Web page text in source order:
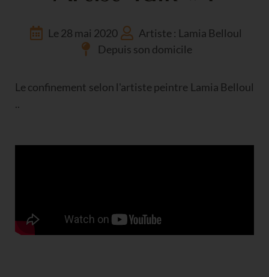
Le 28 mai 2020
Artiste : Lamia Belloul
Depuis son domicile
Le confinement selon l'artiste peintre Lamia Belloul
..